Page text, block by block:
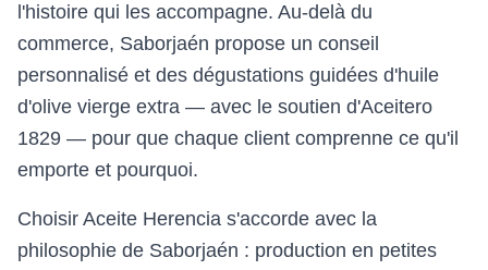
l'histoire qui les accompagne. Au-delà du
commerce, Saborjaén propose un conseil
personnalisé et des dégustations guidées d'huile
d'olive vierge extra — avec le soutien d'Aceitero
1829 — pour que chaque client comprenne ce qu'il
emporte et pourquoi.
Choisir Aceite Herencia s'accorde avec la
philosophie de Saborjaén : production en petites